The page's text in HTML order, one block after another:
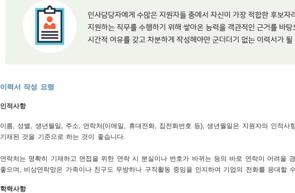
이력서 작성 요령
인적사항
이름, 성별, 생년월일, 주소, 연락처(이메일, 휴대전화, 집전화번호 등), 생년월일은 지원자의 인적사
기재된 것을 기준으로 하는 것이 좋습니다.
연락처는 명확히 기재하고 면접을 위한 연락 시 분실이나 번호가 바뀌는 등의 바로 연락이 어려울
좋으며, 비상연락망은 가족이나 친구도 무방하나 구직활동 중임을 인지하여 기업의 전화를 응대할
학력사항